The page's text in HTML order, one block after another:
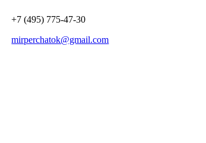
+7 (495) 775-47-30
mirperchatok@gmail.com